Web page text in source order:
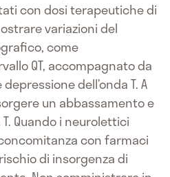
con dosi terapeutiche di
variazioni del
come
QT, accompagnato da
dell’onda T. A
un abbassamento e
Quando i neurolettici
con farmaci
di insorgenza di